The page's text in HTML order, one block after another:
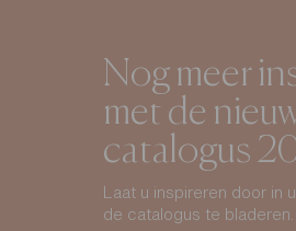
Nog meer
met de
catalogus
Laat u inspireren door in
de catalogus te bladeren.